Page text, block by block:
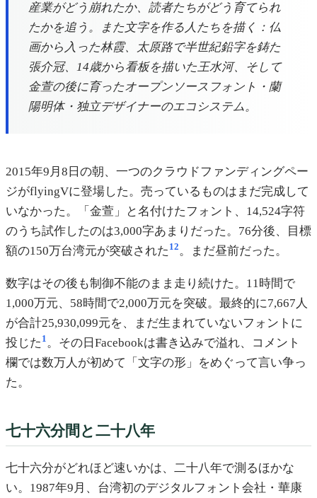
産業がどう崩れたか、読者たちがどう育てられ
たかを追う。また文字を作る人たちを描く：仏
画から入った林霞、太原路で半世紀鉛字を鋳た
張介冠、14歳から看板を描いた王水河、そして
金萱の後に育ったオープンソースフォント・蘭
陽明体・独立デザイナーのエコシステム。
2015年9月8日の朝、一つのクラウドファンディングペー
ジがflyingVに登場した。売っているものはまだ完成して
いなかった。「金萱」と名付けたフォント、14,524字符
のうち試作したのは3,000字あまりだった。76分後、目標
額の150万台湾元が突破された 12。まだ昼前だった。
数字はその後も制御不能のまま走り続けた。11時間で
1,000万元、58時間で2,000万元を突破。最終的に7,667人
が合計25,930,099元を、まだ生まれていないフォントに
投じた 1 。その日Facebookは書き込みで溢れ、コメント
欄では数万人が初めて「文字の形」をめぐって言い争っ
た。
七十六分間と二十八年
七十六分がどれほど速いかは、二十八年で測るほかな
い。1987年9月、台湾初のデジタルフォント会社・華康